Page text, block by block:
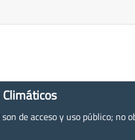
de acceso y uso público; no